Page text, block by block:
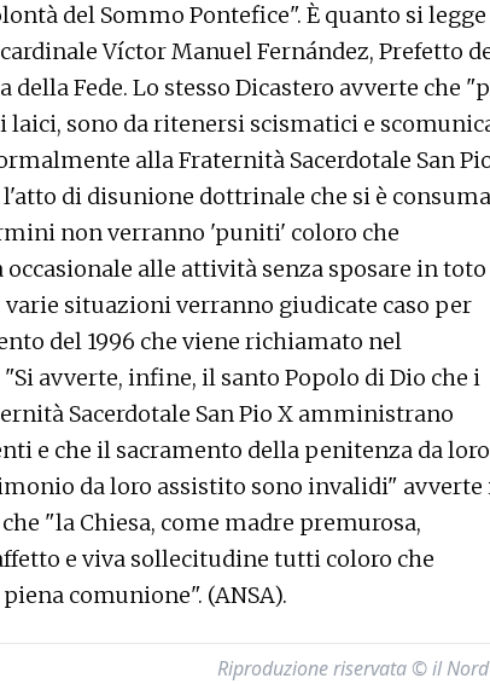
del Sommo Pontefice". È quanto si legge
Víctor Manuel Fernández, Prefetto
Fede. Lo stesso Dicastero avverte che
laici, sono da ritenersi scismatici e
alla Fraternità Sacerdotale San
di disunione dottrinale che si è
non verranno 'puniti' coloro che
alle attività senza sposare in
varie situazioni verranno giudicate caso per
del 1996 che viene richiamato nel
avverte, infine, il santo Popolo di Dio che i
Sacerdotale San Pio X amministrano
e che il sacramento della penitenza da loro
da loro assistito sono invalidi" avverte
"la Chiesa, come madre premurosa,
e viva sollecitudine tutti coloro che
comunione". (ANSA).
Riproduzione riservata © il Nord